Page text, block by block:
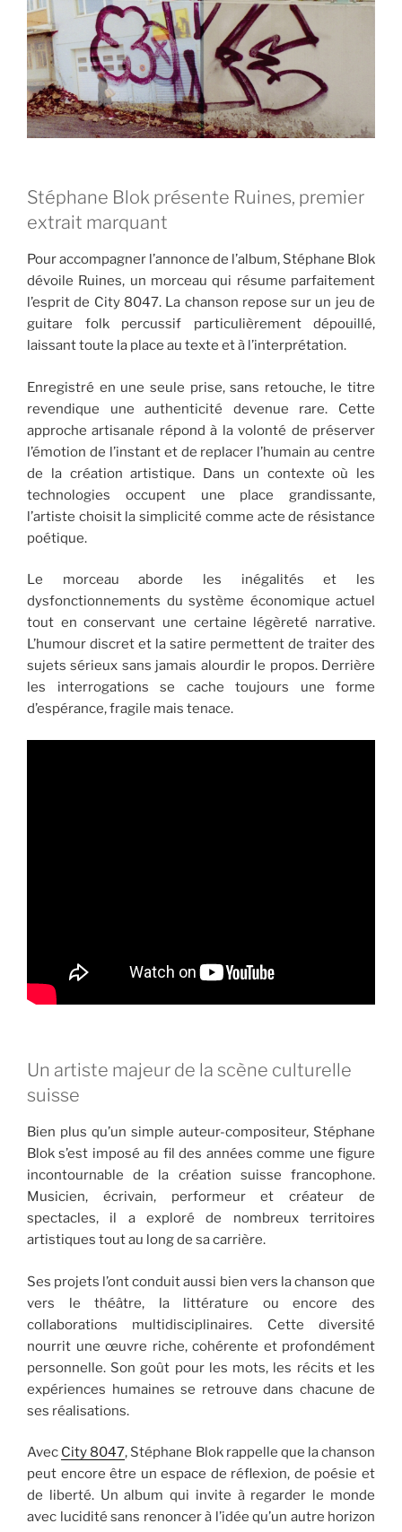
Stéphane Blok présente Ruines, premier
extrait marquant
Pour accompagner l’annonce de l’album, Stéphane Blok
dévoile Ruines, un morceau qui résume parfaitement
l’esprit de City 8047. La chanson repose sur un jeu de
guitare folk percussif particulièrement dépouillé,
laissant toute la place au texte et à l’interprétation.
Enregistré en une seule prise, sans retouche, le titre
revendique une authenticité devenue rare. Cette
approche artisanale répond à la volonté de préserver
l’émotion de l’instant et de replacer l’humain au centre
de la création artistique. Dans un contexte où les
technologies occupent une place grandissante,
l’artiste choisit la simplicité comme acte de résistance
poétique.
Le morceau aborde les inégalités et les
dysfonctionnements du système économique actuel
tout en conservant une certaine légèreté narrative.
L’humour discret et la satire permettent de traiter des
sujets sérieux sans jamais alourdir le propos. Derrière
les interrogations se cache toujours une forme
d’espérance, fragile mais tenace.
Un artiste majeur de la scène culturelle
suisse
Bien plus qu’un simple auteur-compositeur, Stéphane
Blok s’est imposé au fil des années comme une figure
incontournable de la création suisse francophone.
Musicien, écrivain, performeur et créateur de
spectacles, il a exploré de nombreux territoires
artistiques tout au long de sa carrière.
Ses projets l’ont conduit aussi bien vers la chanson que
vers le théâtre, la littérature ou encore des
collaborations multidisciplinaires. Cette diversité
nourrit une œuvre riche, cohérente et profondément
personnelle. Son goût pour les mots, les récits et les
expériences humaines se retrouve dans chacune de
ses réalisations.
Avec City 8047, Stéphane Blok rappelle que la chanson
peut encore être un espace de réflexion, de poésie et
de liberté. Un album qui invite à regarder le monde
avec lucidité sans renoncer à l’idée qu’un autre horizon